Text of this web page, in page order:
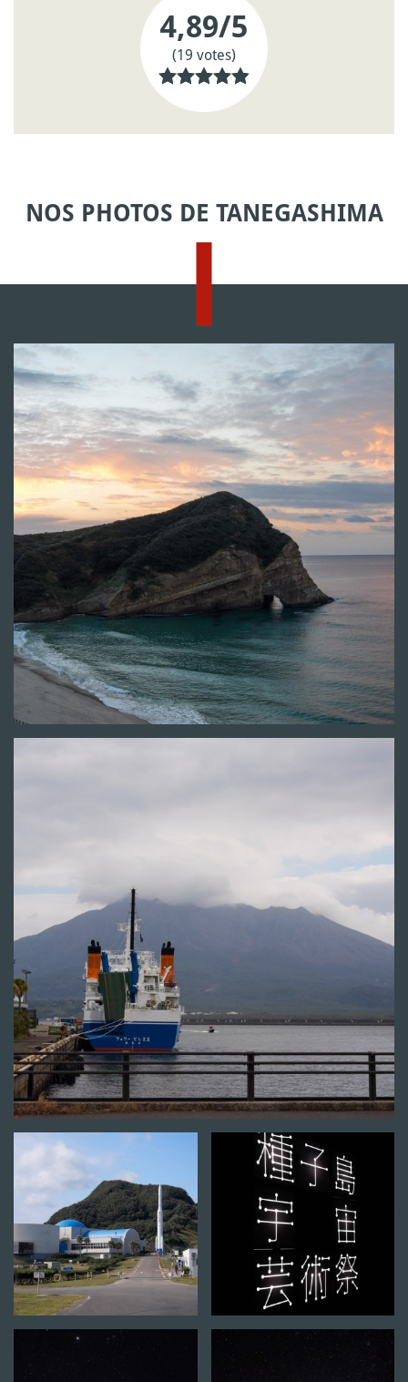
4,89/5
(19 votes)
NOS PHOTOS DE TANEGASHIMA